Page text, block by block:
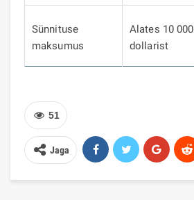
Sünnituse
maksumus
Alates 10 000
dollarist
51
Jaga